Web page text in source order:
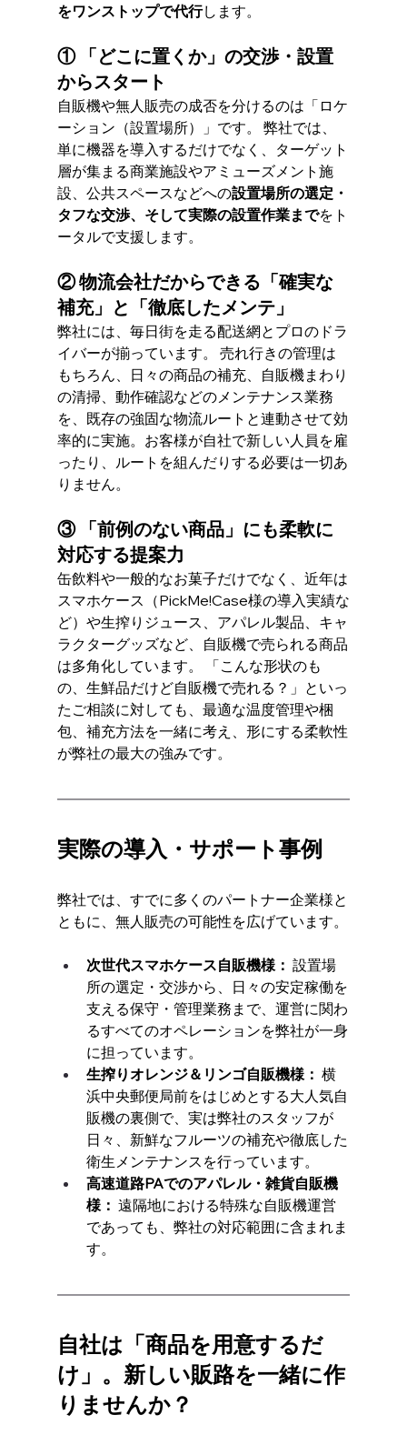
をワンストップで代行します。
① 「どこに置くか」の交渉・設置
からスタート
自販機や無人販売の成否を分けるのは「ロケ
ーション（設置場所）」です。 弊社では、
単に機器を導入するだけでなく、ターゲット
層が集まる商業施設やアミューズメント施
設、公共スペースなどへの設置場所の選定・
タフな交渉、そして実際の設置作業までをト
ータルで支援します。
② 物流会社だからできる「確実な
補充」と「徹底したメンテ」
弊社には、毎日街を走る配送網とプロのドラ
イバーが揃っています。 売れ行きの管理は
もちろん、日々の商品の補充、自販機まわり
の清掃、動作確認などのメンテナンス業務
を、既存の強固な物流ルートと連動させて効
率的に実施。お客様が自社で新しい人員を雇
ったり、ルートを組んだりする必要は一切あ
りません。
③ 「前例のない商品」にも柔軟に
対応する提案力
缶飲料や一般的なお菓子だけでなく、近年は
スマホケース（PickMe!Case様の導入実績な
ど）や生搾りジュース、アパレル製品、キャ
ラクターグッズなど、自販機で売られる商品
は多角化しています。 「こんな形状のも
の、生鮮品だけど自販機で売れる？」といっ
たご相談に対しても、最適な温度管理や梱
包、補充方法を一緒に考え、形にする柔軟性
が弊社の最大の強みです。
実際の導入・サポート事例
弊社では、すでに多くのパートナー企業様と
ともに、無人販売の可能性を広げています。
次世代スマホケース自販機様： 設置場
所の選定・交渉から、日々の安定稼働を
支える保守・管理業務まで、運営に関わ
るすべてのオペレーションを弊社が一身
に担っています。
生搾りオレンジ＆リンゴ自販機様： 横
浜中央郵便局前をはじめとする大人気自
販機の裏側で、実は弊社のスタッフが
日々、新鮮なフルーツの補充や徹底した
衛生メンテナンスを行っています。
高速道路PAでのアパレル・雑貨自販機
様： 遠隔地における特殊な自販機運営
であっても、弊社の対応範囲に含まれま
す。
自社は「商品を用意するだ
け」。新しい販路を一緒に作
りませんか？